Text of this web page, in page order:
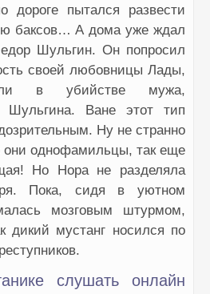
пытался развести
баксов… А дома уже ждал
Шульгин. Он попросил
своей любовницы Лады,
в убийстве мужа,
Шульгина. Ване этот тип
Ну не странно
они однофамильцы, так еще
Но Нора не разделяла
Пока, сидя в уютном
мозговым штурмом,
дикий мустанг носился по
слушать онлайн